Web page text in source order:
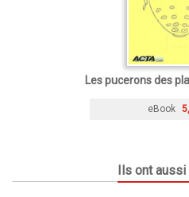
Les pucerons des
eBook
Ils ont aussi